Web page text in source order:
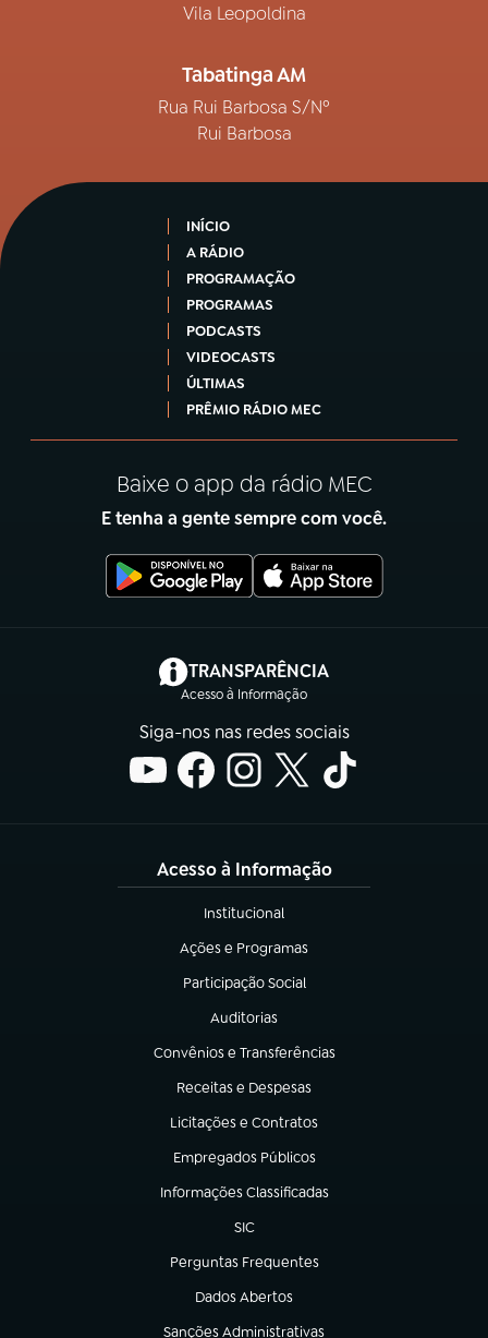
Vila Leopoldina
Tabatinga AM
Rua Rui Barbosa S/Nº
Rui Barbosa
INÍCIO
A RÁDIO
PROGRAMAÇÃO
PROGRAMAS
PODCASTS
VIDEOCASTS
ÚLTIMAS
PRÊMIO RÁDIO MEC
Baixe o app da rádio MEC
E tenha a gente sempre com você.
TRANSPARÊNCIA
Acesso à Informação
(abre em nova aba)
Siga-nos nas redes sociais
Acesso à Informação
Institucional
(abre em nova aba)
Ações e Programas
(abre em nova aba)
Participação Social
(abre em nova aba)
Auditorias
(abre em nova aba)
Convênios e Transferências
(abre em nova aba)
Receitas e Despesas
(abre em nova aba)
Licitações e Contratos
(abre em nova aba)
Empregados Públicos
(abre em nova aba)
Informações Classificadas
(abre em nova aba)
SIC
(abre em nova aba)
Perguntas Frequentes
(abre em nova aba)
Dados Abertos
(abre em nova aba)
Sanções Administrativas